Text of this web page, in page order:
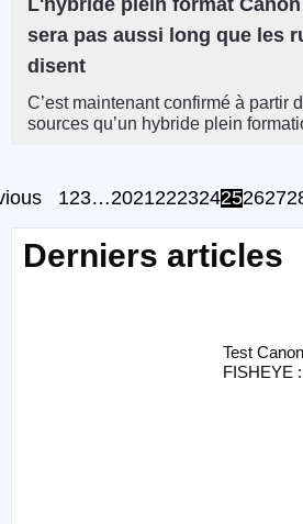
L'hybride plein format
sera pas aussi long que les
disent
C’est maintenant confirmé à partir
sources qu’un hybride plein
123…2021222324252627
Derniers articles
Test
FISHEYE